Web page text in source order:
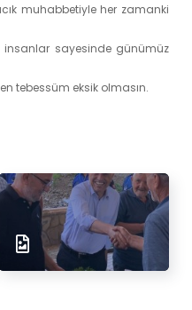
muhabbetiyle her zamanki
insanlar sayesinde günümüz
tebessüm eksik olmasın.